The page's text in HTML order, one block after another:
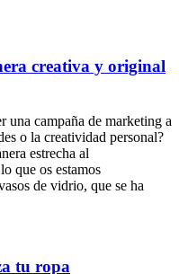
creativa y original
una campaña de marketing a
o la creatividad personal?
estrecha al
que os estamos
de vidrio, que se ha
tu ropa